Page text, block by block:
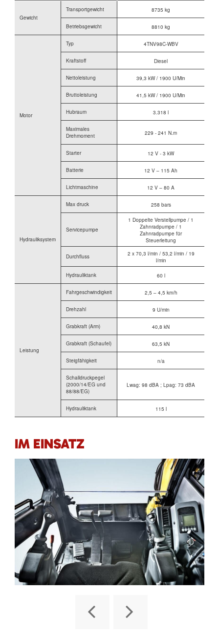
Gewicht
Transportgewicht 8735 kg
Betriebsgewicht 8810 kg
Motor
Typ 4TNV98C-WBV
Kraftstoff Diesel
Nettoleistung 39,3 kW / 1900 U/Min
Bruttoleistung 41,5 kW / 1900 U/Min
Hubraum 3.318 l
Maximales
Drehmoment
229 - 241 N.m
Starter 12 V - 3 kW
Batterie 12 V – 115 Ah
Lichtmaschine 12 V – 80 A
Hydrauliksystem
Max druck 258 bars
Servicepumpe
1 Doppelte Verstellpumpe / 1
Zahnradpumpe / 1
Zahnradpumpe für
Steuerleitung
Durchfluss
2 x 70,3 l/min / 53,2 l/min / 19
l/min
Hydrauliktank 60 l
Leistung
Fahrgeschwindigkeit 2,5 – 4,5 km/h
Drehzahl 9 U/min
Grabkraft (Arm) 40,8 kN
Grabkraft (Schaufel) 63,5 kN
Steigfähigkeit n/a
Schalldruckpegel
(2000/14/EG und
88/88/EG)
Lwag: 98 dBA ; Lpag: 73 dBA
Hydrauliktank 115 l
IM EINSATZ